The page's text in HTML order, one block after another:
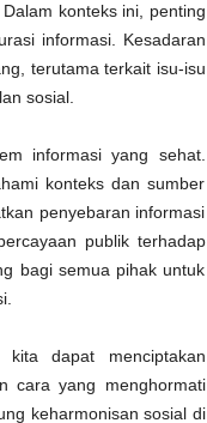
konteks ini, penting
informasi. Kesadaran
terutama terkait isu-isu
sosial.
informasi yang sehat.
konteks dan sumber
penyebaran informasi
publik terhadap
bagi semua pihak untuk
dapat menciptakan
cara yang menghormati
keharmonisan sosial di